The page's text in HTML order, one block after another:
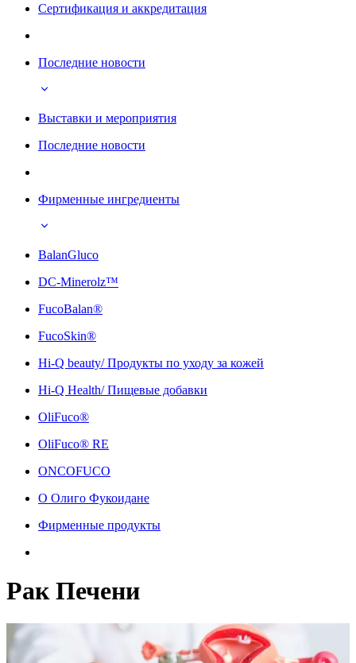
Сертификация и аккредитация
Последние новости
Выставки и мероприятия
Последние новости
Фирменные ингредиенты
BalanGluco
DC-Minerolz™
FucoBalan®
FucoSkin®
Hi-Q beauty/ Продукты по уходу за кожей
Hi-Q Health/ Пищевые добавки
OliFuco®
OliFuco® RE
ONCOFUCO
О Олиго Фукоидане
Фирменные продукты
Рак Печени